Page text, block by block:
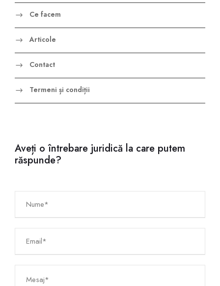
Ce facem
Articole
Contact
Termeni și condiții
Aveți o întrebare juridică la care putem
răspunde?